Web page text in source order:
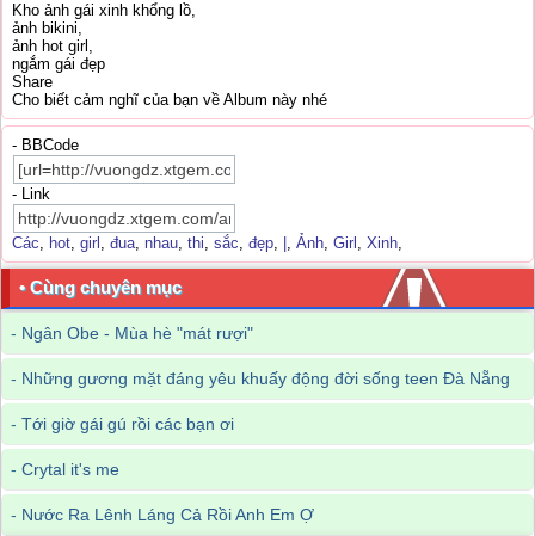
Kho ảnh gái xinh khổng lồ,
ảnh bikini,
ảnh hot girl,
ngắm gái đẹp
Share
Cho biết cảm nghĩ của bạn về Album này nhé
- BBCode
- Link
Các, hot, girl , đua, nhau, thi, sắc, đẹp, , Ảnh, Girl , Xinh,
• Cùng chuyên mục
- Ngân Obe - Mùa hè "mát rượi"
- Những gương mặt đáng yêu khuấy động đời sống teen Đà Nẵng
- Tới giờ gái gú rồi các bạn ơi
- Crytal it's me
- Nước Ra Lênh Láng Cả Rồi Anh Em Ợ